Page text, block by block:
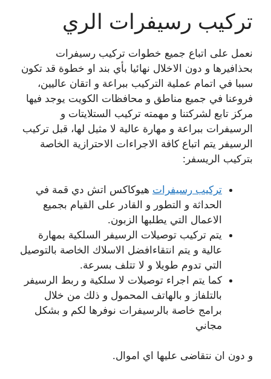
تركيب رسيفرات الري
نعمل على اتباع جميع خطوات تركيب رسيفرات
بحذافيرها و دون الاخلال نهائيا بأي بند او خطوة قد تكون
سببا في اتمام عملية التركيب ببراعة و اتقان عاليين،
فروعنا في جميع مناطق و محافظات الكويت يوجد فيها
مركز تابع لشركتنا و مهمته تركيب الستلايتات و
الرسيفرات ببراعة و مهارة عالية لا مثيل لها، قبل تركيب
الرسيفر يتم اتباع كافة الاجراءات الاحترازية الخاصة
بتركيب الريسفر:
تركيب رسيفرات هيوكاكس اتش دي قمة في
الحداثة و التطور و القادر على القيام بجميع
الاعمال التي يطلبها الزبون.
يتم تركيب توصيلات الرسيفر السلكية بمهارة
عالية و يتم انتقاءافضل الاسلاك الخاصة بالتوصيل
التي تدوم طويلا و لا تتلف بسرعة.
كما يتم اجراء توصيلات لا سلكية و ربط الرسيفر
بالتلفاز و بالهاتف المحمول و ذلك من خلال
برامج خاصة بالرسيفرات نوفرها لكم و بشكل
مجاني
و دون ان نتقاضى عليها اي اموال.